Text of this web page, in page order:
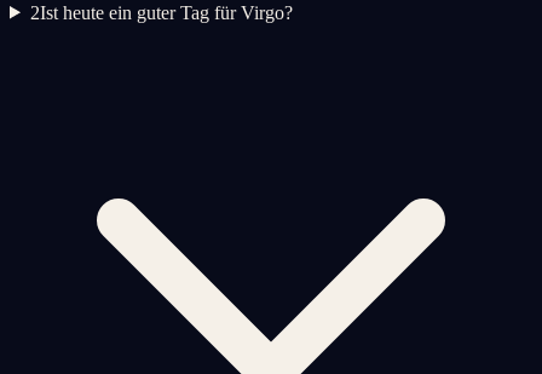
2Ist heute ein guter Tag für Virgo?